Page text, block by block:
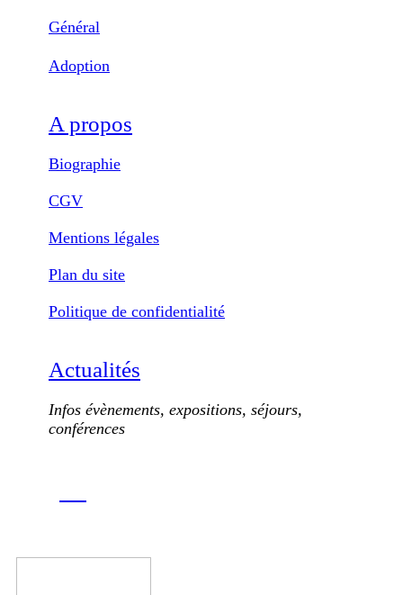
Général
Adoption
A propos
Biographie
CGV
Mentions légales
Plan du site
Politique de confidentialité
Actualités
Infos évènements, expositions, séjours,
conférences